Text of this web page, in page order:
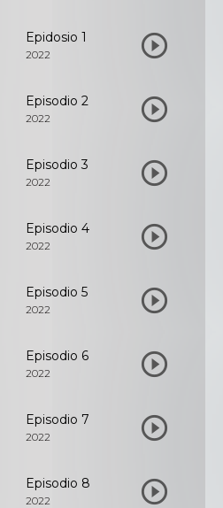
Epidosio 1
2022
Episodio 2
2022
Episodio 3
2022
Episodio 4
2022
Episodio 5
2022
Episodio 6
2022
Episodio 7
2022
Episodio 8
2022